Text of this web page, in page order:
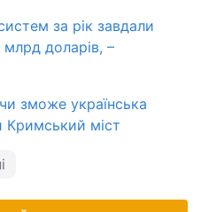
за рік завдали
млрд доларів, –
зможе українська
Кримський міст